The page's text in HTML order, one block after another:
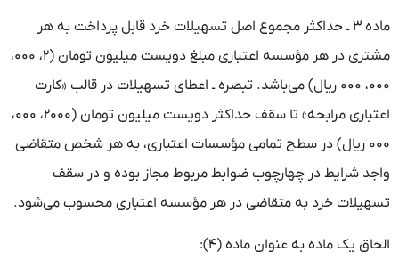
ماده ۳ ـ حداکثر مجموع اصل تسهیلات خرد قابل پرداخت به هر
مشتری در هر مؤسسه اعتباری مبلغ دویست میلیون تومان (۲، ۰۰۰،
۰۰۰، ۰۰۰ ریال) می‌باشد. تبصره ـ اعطای تسهیلات در قالب «کارت
اعتباری مرابحه» تا سقف حداکثر دویست میلیون تومان (۲۰۰۰، ۰۰۰،
۰۰۰ ریال) در سطح تمامی مؤسسات اعتباری، به هر شخص متقاضی
واجد شرایط در چهارچوب ضوابط مربوط مجاز بوده و در سقف
تسهیلات خرد به متقاضی در هر مؤسسه اعتباری محسوب می‌شود.
الحاق یک ماده به عنوان ماده (۴):